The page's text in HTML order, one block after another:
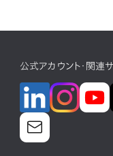
公式アカウント・関連